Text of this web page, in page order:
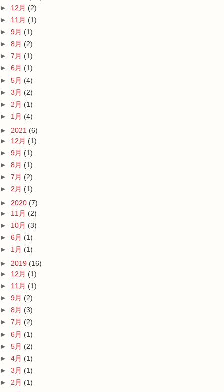
► 12月 (2)
► 11月 (1)
► 9月 (1)
► 8月 (2)
► 7月 (1)
► 6月 (1)
► 5月 (4)
► 3月 (2)
► 2月 (1)
► 1月 (4)
► 2021 (6)
► 12月 (1)
► 9月 (1)
► 8月 (1)
► 7月 (2)
► 2月 (1)
► 2020 (7)
► 11月 (2)
► 10月 (3)
► 6月 (1)
► 1月 (1)
► 2019 (16)
► 12月 (1)
► 11月 (1)
► 9月 (2)
► 8月 (3)
► 7月 (2)
► 6月 (1)
► 5月 (2)
► 4月 (1)
► 3月 (1)
► 2月 (1)